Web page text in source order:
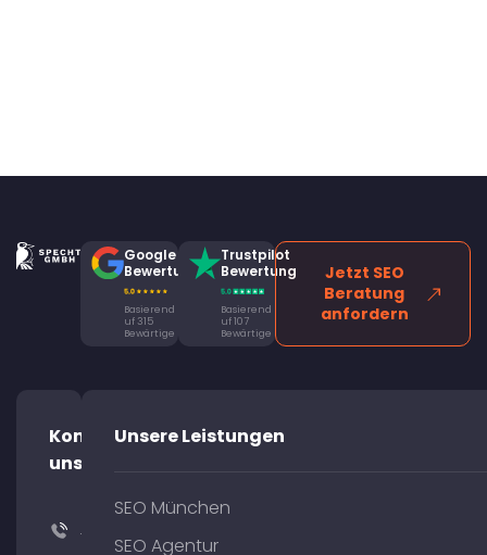
Google
Bewertung
Basierend
uf 315
Bewärtige
Trustpilot
Bewertung
Basierend
uf 107
Bewärtige
Jetzt SEO
Beratung
anfordern
Kontaktiere
uns!
+49
Unsere Leistungen
SEO München
SEO Agentur